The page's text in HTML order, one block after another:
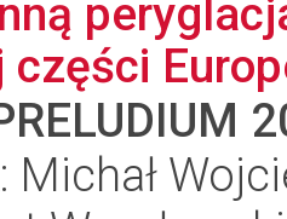
części
Michał